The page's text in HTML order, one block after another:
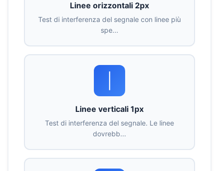
Linee orizzontali 2px
Test di interferenza del segnale con linee più
spe...
Linee verticali 1px
Test di interferenza del segnale. Le linee
dovrebb...